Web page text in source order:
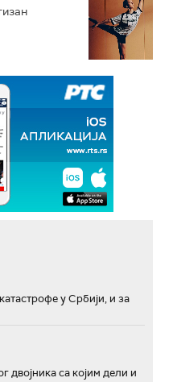
у Србији, и за
двојника са којим дели и